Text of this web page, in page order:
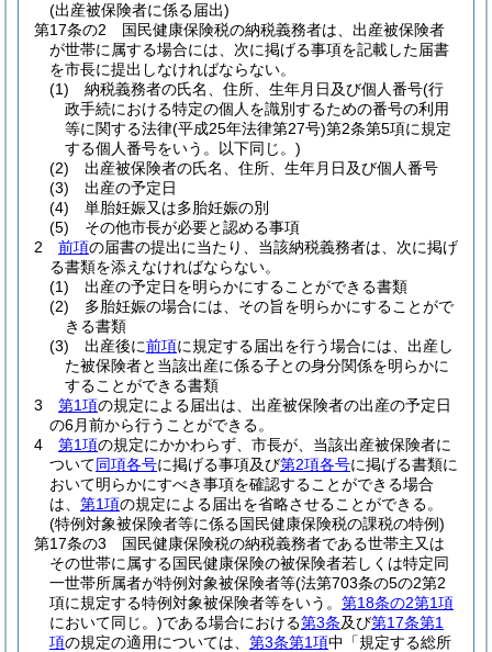
(出産被保険者に係る届出)
第17条の2
国民健康保険税の納税義務者は、出産被保険者
が世帯に属する場合には、次に掲げる事項を記載した届書
を市長に提出しなければならない。
(1)
納税義務者の氏名、住所、生年月日及び個人番号(行
政手続における特定の個人を識別するための番号の利用
等に関する法律(平成25年法律第27号)第2条第5項に規定
する個人番号をいう。以下同じ。)
(2)
出産被保険者の氏名、住所、生年月日及び個人番号
(3)
出産の予定日
(4)
単胎妊娠又は多胎妊娠の別
(5)
その他市長が必要と認める事項
2
前項の届書の提出に当たり、当該納税義務者は、次に掲げ
る書類を添えなければならない。
(1)
出産の予定日を明らかにすることができる書類
(2)
多胎妊娠の場合には、その旨を明らかにすることがで
きる書類
(3)
出産後に前項に規定する届出を行う場合には、出産し
た被保険者と当該出産に係る子との身分関係を明らかに
することができる書類
3
第1項の規定による届出は、出産被保険者の出産の予定日
の6月前から行うことができる。
4
第1項の規定にかかわらず、市長が、当該出産被保険者に
ついて同項各号に掲げる事項及び第2項各号に掲げる書類に
おいて明らかにすべき事項を確認することができる場合
は、 第1項の規定による届出を省略させることができる。
(特例対象被保険者等に係る国民健康保険税の課税の特例)
第17条の3
国民健康保険税の納税義務者である世帯主又は
その世帯に属する国民健康保険の被保険者若しくは特定同
一世帯所属者が特例対象被保険者等(法第703条の5の2第2
項に規定する特例対象被保険者等をいう。 第18条の2第1項
において同じ。)である場合における第3条及び第17条第1
項の規定の適用については、 第3条第1項中「規定する総所